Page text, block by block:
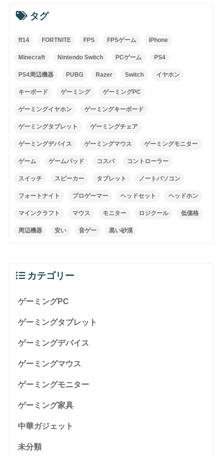
タグ
ff14 FORTNITE FPS FPSゲーム iPhone
Minecraft Nintendo Switch PCゲーム PS4
PS4周辺機器 PUBG Razer Switch イヤホン
キーボード ゲーミング ゲーミングPC
ゲーミングイヤホン ゲーミングキーボード
ゲーミングタブレット ゲーミングチェア
ゲーミングデバイス ゲーミングマウス ゲーミングモニター
ゲーム ゲームパッド コスパ コントローラー
スイッチ スピーカー タブレット ノートパソコン
フォートナイト プロゲーマー ヘッドセット ヘッドホン
マインクラフト マウス モニター ロジクール 低価格
周辺機器 安い 音ゲー 黒い砂漠
カテゴリー
ゲーミングPC
ゲーミングタブレット
ゲーミングデバイス
ゲーミングマウス
ゲーミングモニター
ゲーミング家具
中華ガジェット
未分類